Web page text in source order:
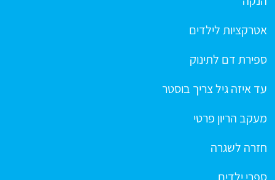
אטרקציות לילדים
ספירת דם לתינוק
עד איזה גיל צריך בוסטר
מעקב הריון פרטי
חזרה לשגרה